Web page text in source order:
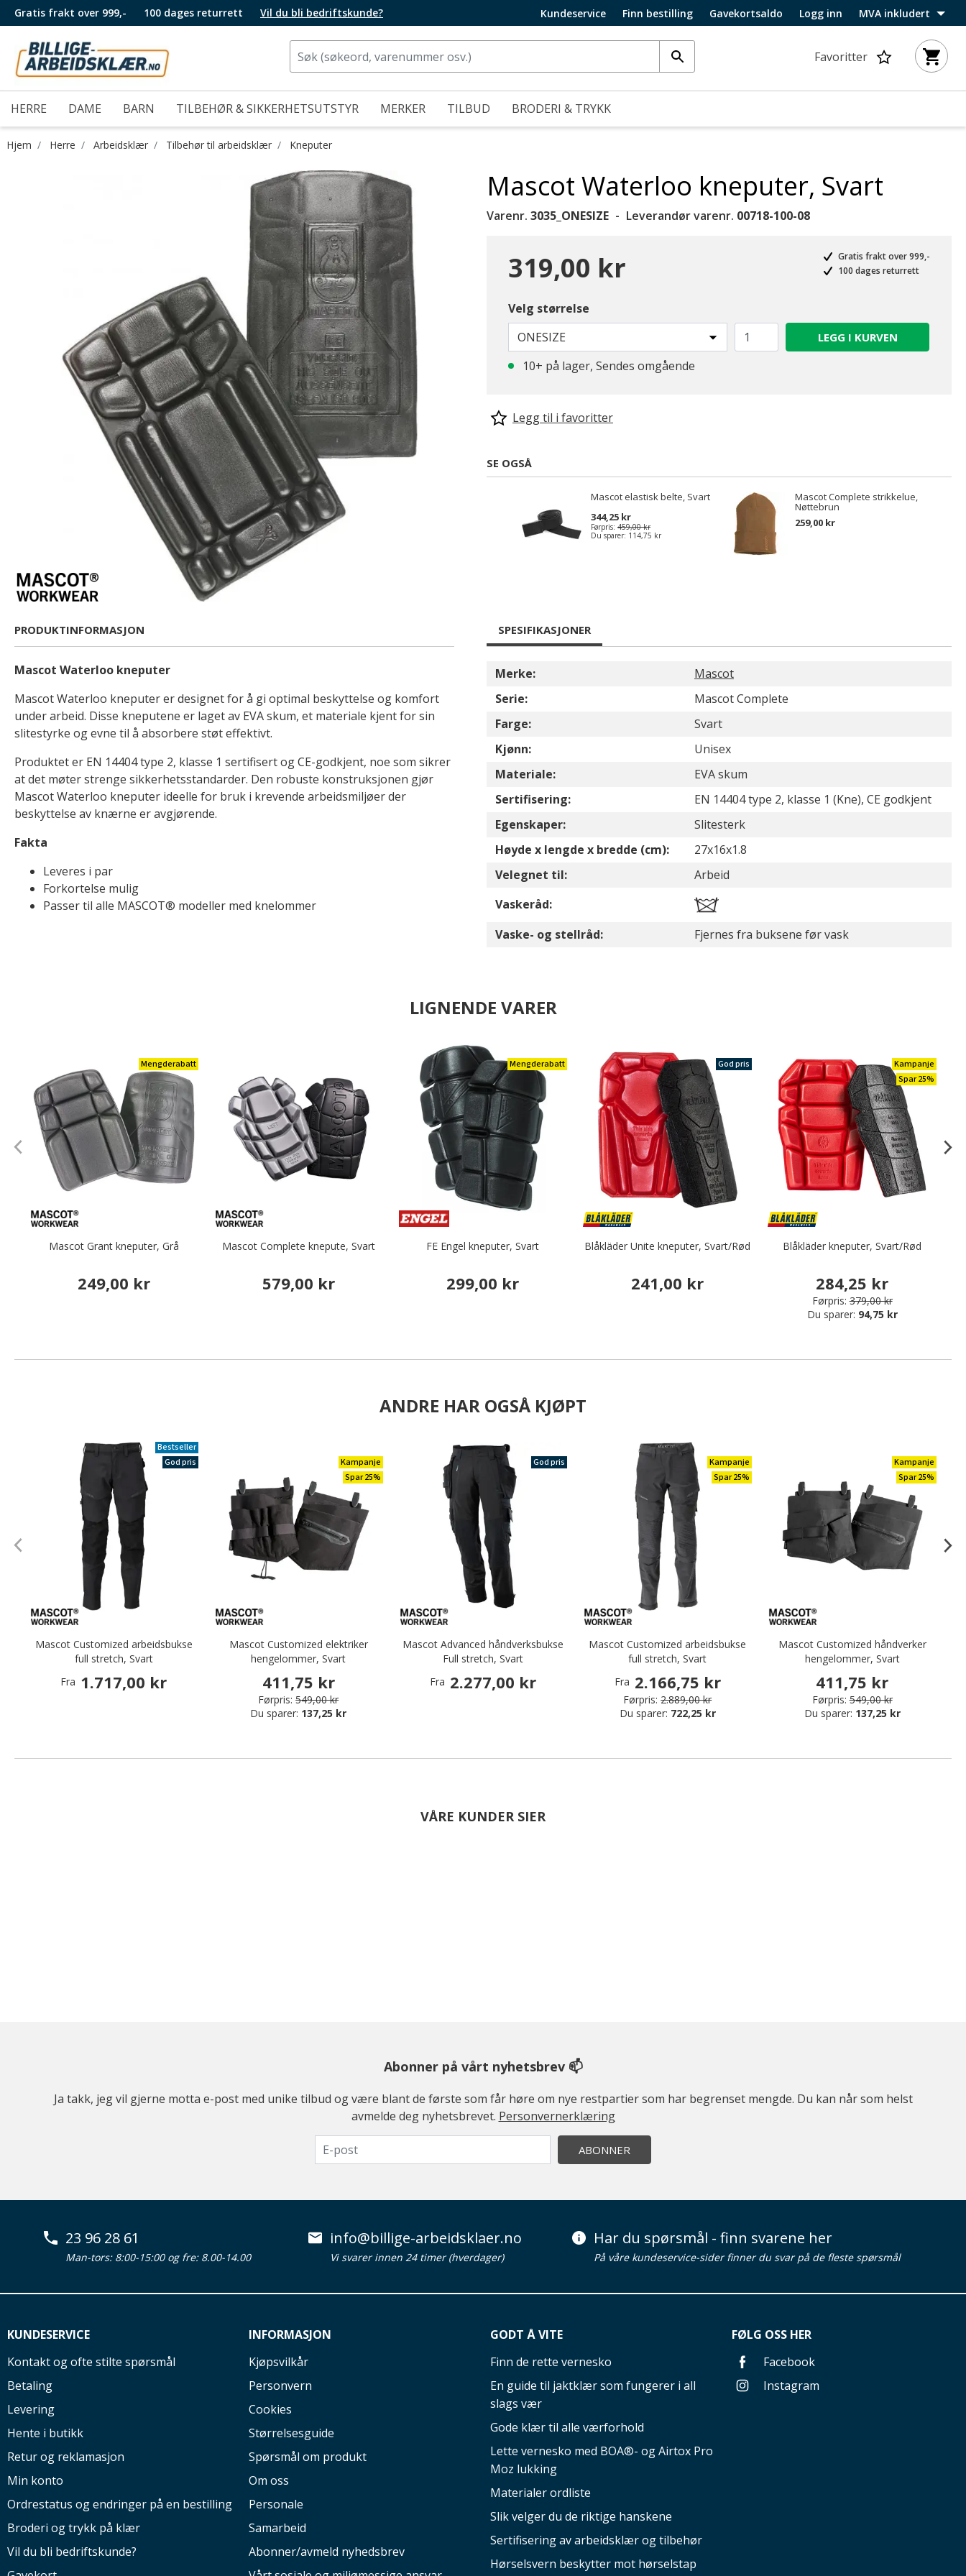
Gratis frakt over 999,- 100 dages returrett Vil du bli bedriftskunde? Kundeservice Finn bestilling Gavekortsaldo Logg inn MVA inkludert
Favoritter
HERRE DAME BARN TILBEHØR & SIKKERHETSUTSTYR MERKER TILBUD BRODERI & TRYKK
Hjem Herre Arbeidsklær Tilbehør til arbeidsklær Kneputer
Mascot Waterloo kneputer, Svart
Varenr. 3035_ONESIZE Leverandør varenr. 00718-100-08
319,00 kr
Gratis frakt over 999,-
100 dages returrett
Velg størrelse
ONESIZE
LEGG I KURVEN
10+ på lager, Sendes omgående
Legg til i favoritter
SE OGSÅ
Mascot elastisk belte, Svart
344,25 kr
Førpris: 459,00 kr
Du sparer: 114,75 kr
Mascot Complete strikkelue,
Nøttebrun
259,00 kr
PRODUKTINFORMASJON
Mascot Waterloo kneputer
Mascot Waterloo kneputer er designet for å gi optimal beskyttelse og komfort
under arbeid. Disse kneputene er laget av EVA skum, et materiale kjent for sin
slitestyrke og evne til å absorbere støt effektivt.
Produktet er EN 14404 type 2, klasse 1 sertifisert og CE-godkjent, noe som sikrer
at det møter strenge sikkerhetsstandarder. Den robuste konstruksjonen gjør
Mascot Waterloo kneputer ideelle for bruk i krevende arbeidsmiljøer der
beskyttelse av knærne er avgjørende.
Fakta
Leveres i par
Forkortelse mulig
Passer til alle MASCOT® modeller med knelommer
SPESIFIKASJONER
Merke:
Mascot
Serie:
Mascot Complete
Farge:
Svart
Kjønn:
Unisex
Materiale:
EVA skum
Sertifisering:
EN 14404 type 2, klasse 1 (Kne), CE godkjent
Egenskaper:
Slitesterk
Høyde x lengde x bredde (cm):
27x16x1.8
Velegnet til:
Arbeid
Vaskeråd:
Vaske- og stellråd:
Fjernes fra buksene før vask
LIGNENDE VARER
Mengderabatt
Mascot Grant kneputer, Grå
249,00 kr
Mascot Complete knepute, Svart
579,00 kr
Mengderabatt
FE Engel kneputer, Svart
299,00 kr
God pris
Blåkläder Unite kneputer, Svart/Rød
241,00 kr
Kampanje
Spar 25%
Blåkläder kneputer, Svart/Rød
284,25 kr
Førpris: 379,00 kr
Du sparer: 94,75 kr
ANDRE HAR OGSÅ KJØPT
Bestseller
God pris
Mascot Customized arbeidsbukse
full stretch, Svart
Fra 1.717,00 kr
Kampanje
Spar 25%
Mascot Customized elektriker
hengelommer, Svart
411,75 kr
Førpris: 549,00 kr
Du sparer: 137,25 kr
God pris
Mascot Advanced håndverksbukse
Full stretch, Svart
Fra 2.277,00 kr
Kampanje
Spar 25%
Mascot Customized arbeidsbukse
full stretch, Svart
Fra 2.166,75 kr
Førpris: 2.889,00 kr
Du sparer: 722,25 kr
Kampanje
Spar 25%
Mascot Customized håndverker
hengelommer, Svart
411,75 kr
Førpris: 549,00 kr
Du sparer: 137,25 kr
VÅRE KUNDER SIER
Abonner på vårt nyhetsbrev 📫
Ja takk, jeg vil gjerne motta e-post med unike tilbud og være blant de første som får høre om nye restpartier som har begrenset mengde. Du kan når som helst
avmelde deg nyhetsbrevet. Personvernerklæring
ABONNER
23 96 28 61
Man-tors: 8:00-15:00 og fre: 8.00-14.00
info@billige-arbeidsklaer.no
Vi svarer innen 24 timer (hverdager)
Har du spørsmål - finn svarene her
På våre kundeservice-sider finner du svar på de fleste spørsmål
KUNDESERVICE
Kontakt og ofte stilte spørsmål
Betaling
Levering
Hente i butikk
Retur og reklamasjon
Min konto
Ordrestatus og endringer på en bestilling
Broderi og trykk på klær
Vil du bli bedriftskunde?
INFORMASJON
Kjøpsvilkår
Personvern
Cookies
Størrelsesguide
Spørsmål om produkt
Om oss
Personale
Samarbeid
Abonner/avmeld nyhedsbrev
GODT Å VITE
Finn de rette vernesko
En guide til jaktklær som fungerer i all
slags vær
Gode klær til alle værforhold
Lette vernesko med BOA®- og Airtox Pro
Moz lukking
Materialer ordliste
Slik velger du de riktige hanskene
Sertifisering av arbeidsklær og tilbehør
Hørselsvern beskytter mot hørselstap
FØLG OSS HER
Facebook
Instagram